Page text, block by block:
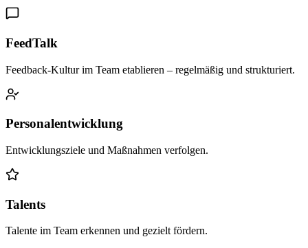
FeedTalk
Feedback-Kultur im Team etablieren – regelmäßig und strukturiert.
Personalentwicklung
Entwicklungsziele und Maßnahmen verfolgen.
Talents
Talente im Team erkennen und gezielt fördern.